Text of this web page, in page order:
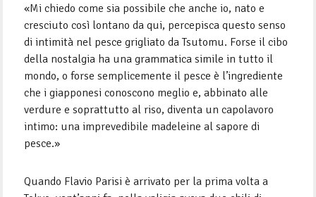
«Mi chiedo come sia possibile che anche io, nato e
cresciuto così lontano da qui, percepisca questo senso
di intimità nel pesce grigliato da Tsutomu. Forse il cibo
della nostalgia ha una grammatica simile in tutto il
mondo, o forse semplicemente il pesce è l’ingrediente
che i giapponesi conoscono meglio e, abbinato alle
verdure e soprattutto al riso, diventa un capolavoro
intimo: una imprevedibile madeleine al sapore di
pesce.»
Quando Flavio Parisi è arrivato per la prima volta a